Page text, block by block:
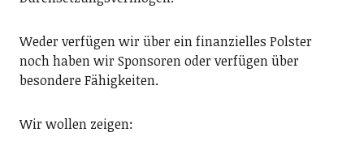
Weder verfügen wir über ein finanzielles Polster
noch haben wir Sponsoren oder verfügen über
besondere Fähigkeiten.
Wir wollen zeigen: